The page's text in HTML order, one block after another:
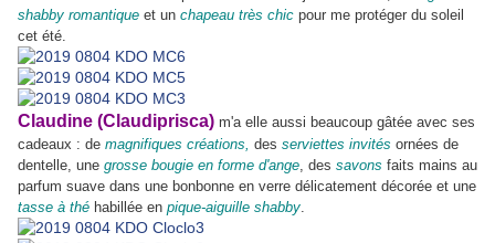
shabby romantique et un chapeau très chic pour me protéger du soleil
cet été.
Claudine (Claudiprisca) m'a elle aussi beaucoup gâtée avec ses
cadeaux : de magnifiques créations, des serviettes invités ornées de
dentelle, une grosse bougie en forme d'ange, des savons faits mains au
parfum suave dans une bonbonne en verre délicatement décorée et une
tasse à thé habillée en pique-aiguille shabby.